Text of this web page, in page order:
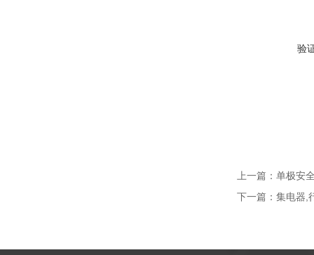
验
上一篇： 单极安
下一篇： 集电器,